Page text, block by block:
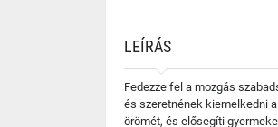
LEÍRÁS
Fedezze fel a mozgás
és szeretnének kiemelkedni
örömét, és elősegíti